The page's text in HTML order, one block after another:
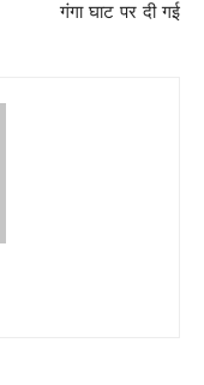
गंगा घाट पर दी गई